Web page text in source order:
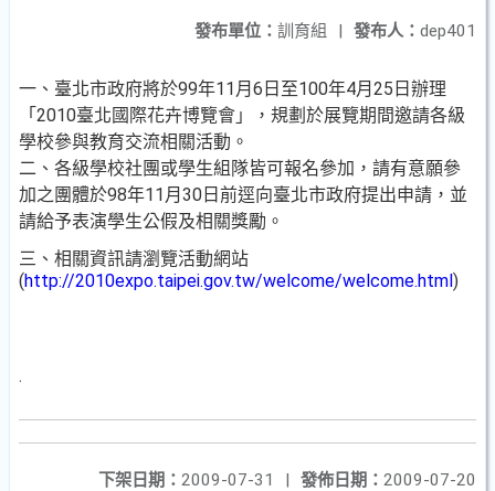
發布人： dep401
發布單位： 訓育組 |
一、臺北市政府將於99年11月6日至100年4月25日辦理
「2010臺北國際花卉博覽會」，規劃於展覽期間邀請各級
學校參與教育交流相關活動。
二、各級學校社團或學生組隊皆可報名參加，請有意願參
加之團體於98年11月30日前逕向臺北市政府提出申請，並
請給予表演學生公假及相關獎勵。
三、相關資訊請瀏覽活動網站
(http://2010expo.taipei.gov.tw/welcome/welcome.html)
.
發佈日期： 2009-07-20
下架日期： 2009-07-31
|